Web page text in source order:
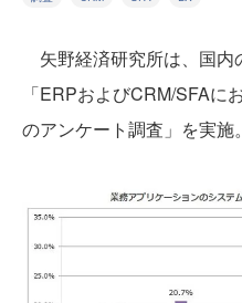
矢野経済研究所は、国内
「ERPおよびCRM/SFAに
のアンケート調査」を実施